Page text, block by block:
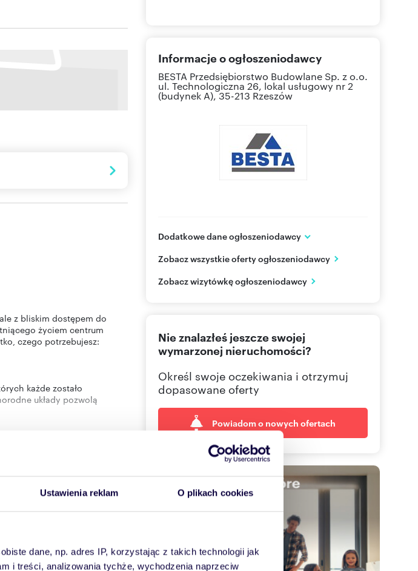
Ustawienia reklam O plikach cookies
dane, np. adres IP, korzystając z takich technologii jak
i treści, analizowania tychże, wychodzenia naprzeciw
z bliskim dostępem do
życiem centrum
czego potrzebujesz:
każde zostało
układy pozwolą
codziennego życia.
mieszkań w metrażach od
na II półrocze
Piętro -
Informacje o ogłoszeniodawcy
BESTA Przedsiębiorstwo Budowlane Sp. z o.o.
ul. Technologiczna 26, lokal usługowy nr 2
(budynek A), 35-213 Rzeszów
Dodatkowe dane ogłoszeniodawcy
ul. Przemysłowa 23
podkarpackie
Zobacz wszystkie oferty ogłoszeniodawcy
Zobacz wizytówkę ogłoszeniodawcy
Nie znalazłeś jeszcze swojej
wymarzonej nieruchomości?
Określ swoje oczekiwania i otrzymuj
dopasowane oferty
Powiadom o nowych ofertach